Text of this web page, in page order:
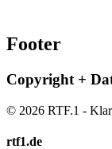
Footer
Copyright +
© 2026 RTF.1 -
rtf1.de